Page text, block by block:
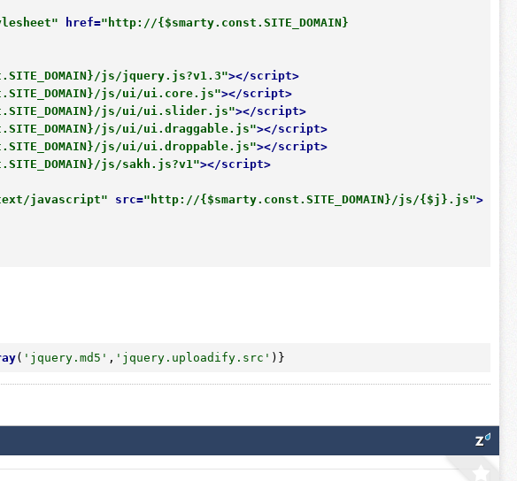
href="http://{$smarty.const.SITE_DOMAIN}
js/jquery.js?v1.3"></script>
js/ui/ui.core.js"></script>
js/ui/ui.slider.js"></script>
js/ui/ui.draggable.js"></script>
js/ui/ui.droppable.js"></script>
js/sakh.js?v1"></script>
javascript" src="http://{$smarty.const.SITE_DOMAIN}/js/{$j}.js">
( 'jquery.md5' , 'jquery.uploadify.src' )}